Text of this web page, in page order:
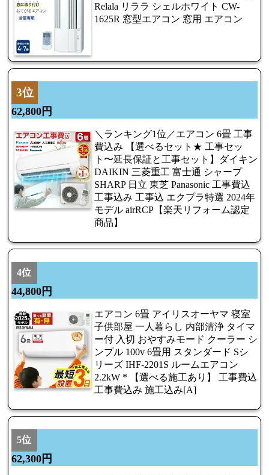
Relala リララ シェルホワイト CW-
1625R 窓型エアコン 窓用 エアコン
3位
62,800円
＼ランキング1位／エアコン 6畳 工事
費込み 【選べるセット★ 工事セッ
ト〜延長保証と工事セット】ダイキン
DAIKIN 三菱重工 富士通 シャープ
SHARP 日立 東芝 Panasonic 工事費込
工事込み 工事込 エクプラ特選 2024年
モデル airRCP【楽天リフォーム認定
商品】
4位
44,800円
エアコン 6畳 アイリスオーヤマ 寝室
子供部屋 一人暮らし 内部清浄 タイマ
ー付 入切 おやすみモード クーラー シ
ンプル 100v 6畳用 スタンダード Sシ
リーズ IHF-2201S ルームエアコン
2.2kW * 【選べる施工あり】 工事費込
工事費込み 施工込み[A]
5位
62,300円